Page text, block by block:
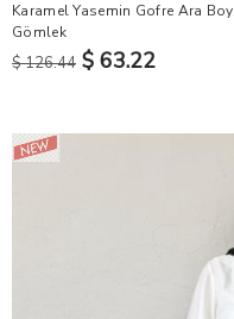
Karamel Yasemin Gofre Ara Boy
Gömlek
$ 126.44 $ 63.22